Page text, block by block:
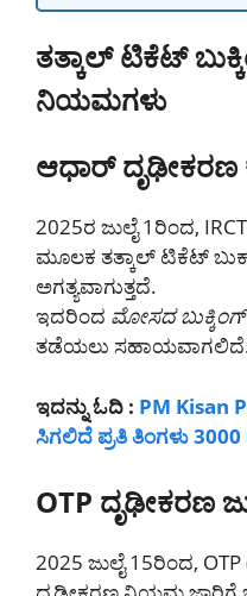
ತತ್ಕಾಲ್ ಟಿಕೆಟ್
ನಿಯಮಗಳು
ಆಧಾರ್ ದೃಢೀಕರಣ
2025ರ ಜುಲೈ 1ರಿಂದ,
ಮೂಲಕ ತತ್ಕಾಲ್ ಟಿಕೆಟ್
ಅಗತ್ಯವಾಗುತ್ತದೆ.
ಇದರಿಂದ ಮೋಸದ ಬುಕ್ಕಿಂಗ್
ತಡೆಯಲು
ಇದನ್ನು ಓದಿ : PM Kisan
ಸಿಗಲಿದೆ ಪ್ರತಿ ತಿಂಗಳು
OTP ದೃಢೀಕರಣ
2025 ಜುಲೈ 15ರಿಂದ,